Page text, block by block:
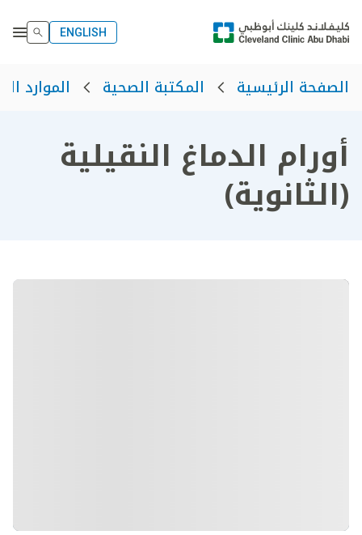
ENGLISH
الصفحة الرئيسية المكتبة الصحية الموارد
أورام الدماغ النقيلية
(الثانوية)